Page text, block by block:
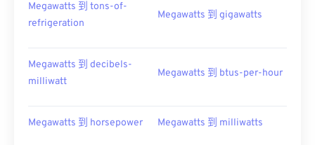
Megawatts 到 tons-of-
refrigeration
Megawatts 到 gigawatts
Megawatts 到 decibels-
milliwatt
Megawatts 到 btus-per-hour
Megawatts 到 horsepower Megawatts 到 milliwatts